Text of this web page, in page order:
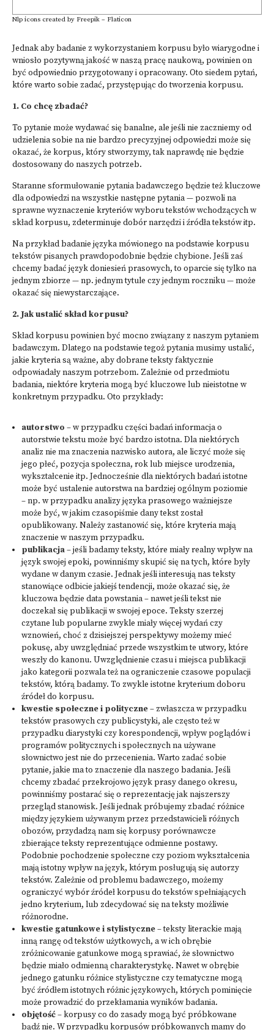
Nlp icons created by Freepik – Flaticon
Jednak aby badanie z wykorzystaniem korpusu było wiarygodne i
wniosło pozytywną jakość w naszą pracę naukową, powinien on
być odpowiednio przygotowany i opracowany. Oto siedem pytań,
które warto sobie zadać, przystępując do tworzenia korpusu.
1. Co chcę zbadać?
To pytanie może wydawać się banalne, ale jeśli nie zaczniemy od
udzielenia sobie na nie bardzo precyzyjnej odpowiedzi może się
okazać, że korpus, który stworzymy, tak naprawdę nie będzie
dostosowany do naszych potrzeb.
Staranne sformułowanie pytania badawczego będzie też kluczowe
dla odpowiedzi na wszystkie następne pytania — pozwoli na
sprawne wyznaczenie kryteriów wyboru tekstów wchodzących w
skład korpusu, zdeterminuje dobór narzędzi i źródła tekstów itp.
Na przykład badanie języka mówionego na podstawie korpusu
tekstów pisanych prawdopodobnie będzie chybione. Jeśli zaś
chcemy badać język doniesień prasowych, to oparcie się tylko na
jednym zbiorze — np. jednym tytule czy jednym roczniku — może
okazać się niewystarczające.
2. Jak ustalić skład korpusu?
Skład korpusu powinien być mocno związany z naszym pytaniem
badawczym. Dlatego na podstawie tegoż pytania musimy ustalić,
jakie kryteria są ważne, aby dobrane teksty faktycznie
odpowiadały naszym potrzebom. Zależnie od przedmiotu
badania, niektóre kryteria mogą być kluczowe lub nieistotne w
konkretnym przypadku. Oto przykłady:
autorstwo – w przypadku części badań informacja o
autorstwie tekstu może być bardzo istotna. Dla niektórych
analiz nie ma znaczenia nazwisko autora, ale liczyć może się
jego płeć, pozycja społeczna, rok lub miejsce urodzenia,
wykształcenie itp. Jednocześnie dla niektórych badań istotne
może być ustalenie autorstwa na bardziej ogólnym poziomie
– np. w przypadku analizy języka prasowego ważniejsze
może być, w jakim czasopiśmie dany tekst został
opublikowany. Należy zastanowić się, które kryteria mają
znaczenie w naszym przypadku.
publikacja– jeśli badamy teksty, które miały realny wpływ na
język swojej epoki, powinniśmy skupić się na tych, które były
wydane w danym czasie. Jednak jeśli interesują nas teksty
stanowiące odbicie jakiejś tendencji, może okazać się, że
kluczowa będzie data powstania – nawet jeśli tekst nie
doczekał się publikacji w swojej epoce. Teksty szerzej
czytane lub popularne zwykle miały więcej wydań czy
wznowień, choć z dzisiejszej perspektywy możemy mieć
pokusę, aby uwzględniać przede wszystkim te utwory, które
weszły do kanonu. Uwzględnienie czasu i miejsca publikacji
jako kategorii pozwala też na ograniczenie czasowe populacji
tekstów, którą badamy. To zwykle istotne kryterium doboru
źródeł do korpusu.
kwestie społeczne i polityczne– zwłaszcza w przypadku
tekstów prasowych czy publicystyki, ale często też w
przypadku diarystyki czy korespondencji, wpływ poglądów i
programów politycznych i społecznych na używane
słownictwo jest nie do przecenienia. Warto zadać sobie
pytanie, jakie ma to znaczenie dla naszego badania. Jeśli
chcemy zbadać przekrojowo język prasy danego okresu,
powinniśmy postarać się o reprezentację jak najszerszy
przegląd stanowisk. Jeśli jednak próbujemy zbadać różnice
między językiem używanym przez przedstawicieli różnych
obozów, przydadzą nam się korpusy porównawcze
zbierające teksty reprezentujące odmienne postawy.
Podobnie pochodzenie społeczne czy poziom wykształcenia
mają istotny wpływ na język, którym posługują się autorzy
tekstów. Zależnie od problemu badawczego, możemy
ograniczyć wybór źródeł korpusu do tekstów spełniających
jedno kryterium, lub zdecydować się na teksty możliwie
różnorodne.
kwestie gatunkowe i stylistyczne– teksty literackie mają
inną rangę od tekstów użytkowych, a w ich obrębie
zróżnicowanie gatunkowe mogą sprawiać, że słownictwo
będzie miało odmienną charakterystykę. Nawet w obrębie
jednego gatunku różnice stylistyczne czy tematyczne mogą
być źródłem istotnych różnic językowych, których pominięcie
może prowadzić do przekłamania wyników badania.
objętość– korpusy co do zasady mogą być próbkowane
bądź nie. W przypadku korpusów próbkowanych mamy do